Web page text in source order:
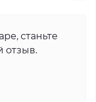
станьте
отзыв.